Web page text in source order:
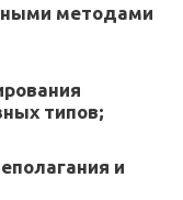
методами
типов;
и